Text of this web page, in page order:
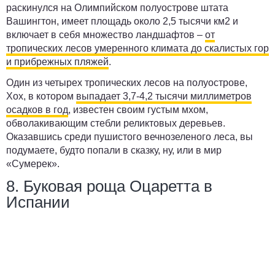
раскинулся на Олимпийском полуострове штата
Вашингтон, имеет площадь около 2,5 тысячи км2 и
включает в себя множество ландшафтов – от
тропических лесов умеренного климата до скалистых гор
и прибрежных пляжей.
Один из четырех тропических лесов на полуострове,
Хох, в котором выпадает 3,7-4,2 тысячи миллиметров
осадков в год, известен своим густым мхом,
обволакивающим стебли реликтовых деревьев.
Оказавшись среди пушистого вечнозеленого леса, вы
подумаете, будто попали в сказку, ну, или в мир
«Сумерек».
8. Буковая роща Оцаретта в
Испании